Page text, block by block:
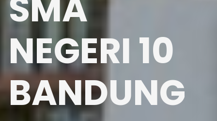
NEGERI 10
BANDUNG